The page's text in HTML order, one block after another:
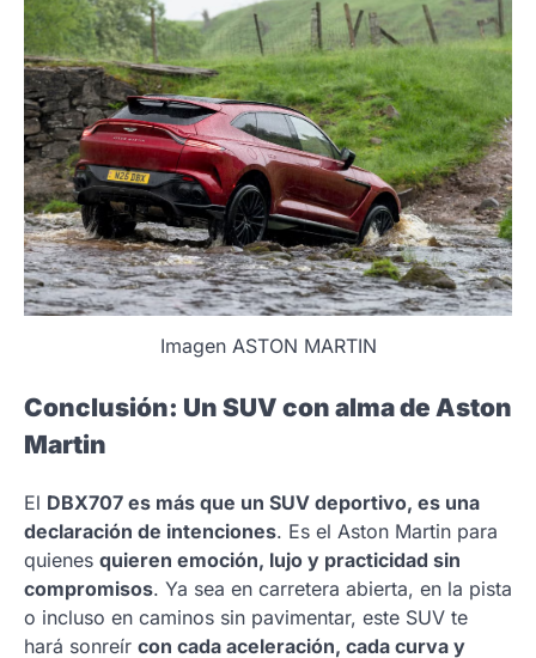
Imagen ASTON MARTIN
Conclusión: Un SUV con alma de Aston
Martin
El DBX707 es más que un SUV deportivo, es una
declaración de intenciones. Es el Aston Martin para
quienes quieren emoción, lujo y practicidad sin
compromisos. Ya sea en carretera abierta, en la pista
o incluso en caminos sin pavimentar, este SUV te
hará sonreír con cada aceleración, cada curva y